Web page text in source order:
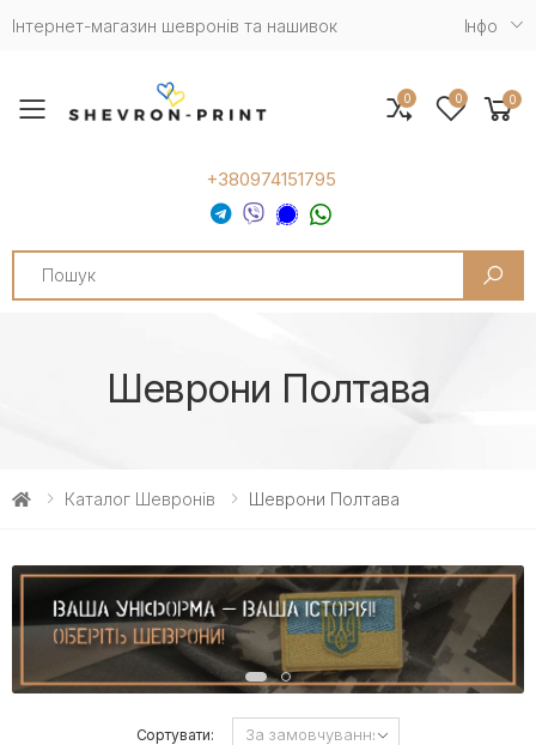
Інтернет-магазин шевронів та нашивок Iнфо
Toggle mobile menu
+380974151795
Search
0 0 0
Шеврони Полтава
Каталог Шевронів Шеврони Полтава
Сортувати: